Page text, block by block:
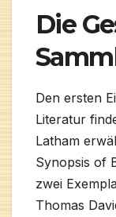
Die
Den ersten
Literatur
Latham
Synopsis of
zwei
Thomas